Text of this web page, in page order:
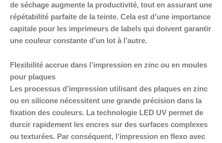
de séchage augmente la productivité, tout en assurant une
répétabilité parfaite de la teinte. Cela est d’une importance
capitale pour les imprimeurs de labels qui doivent garantir
une couleur constante d’un lot à l’autre.
Flexibilité accrue dans l’impression en zinc ou en moules
pour plaques
Les processus d’impression utilisant des plaques en zinc
ou en silicone nécessitent une grande précision dans la
fixation des couleurs. La technologie LED UV permet de
durcir rapidement les encres sur des surfaces complexes
ou texturées. Par conséquent, l’impression en flexo avec